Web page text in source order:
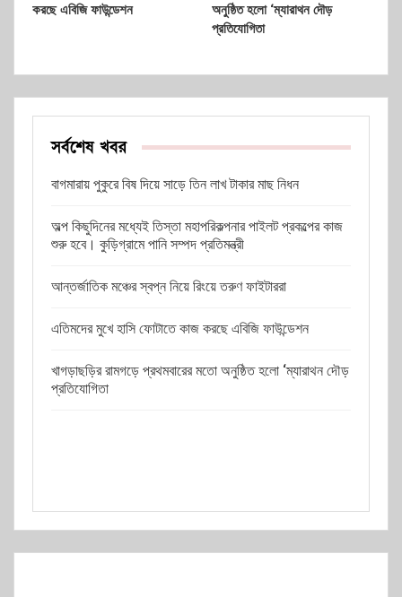
করছে এবিজি ফাউন্ডেশন
অনুষ্ঠিত হলো ‘ম্যারাথন দৌড়
প্রতিযোগিতা
সর্বশেষ খবর
বাগমারায় পুকুরে বিষ দিয়ে সাড়ে তিন লাখ টাকার মাছ নিধন
অল্প কিছুদিনের মধ্যেই তিস্তা মহাপরিকল্পনার পাইলট প্রকল্পের কাজ
শুরু হবে। কুড়িগ্রামে পানি সম্পদ প্রতিমন্ত্রী
আন্তর্জাতিক মঞ্চের স্বপ্ন নিয়ে রিংয়ে তরুণ ফাইটাররা
এতিমদের মুখে হাসি ফোটাতে কাজ করছে এবিজি ফাউন্ডেশন
খাগড়াছড়ির রামগড়ে প্রথমবারের মতো অনুষ্ঠিত হলো ‘ম্যারাথন দৌড়
প্রতিযোগিতা